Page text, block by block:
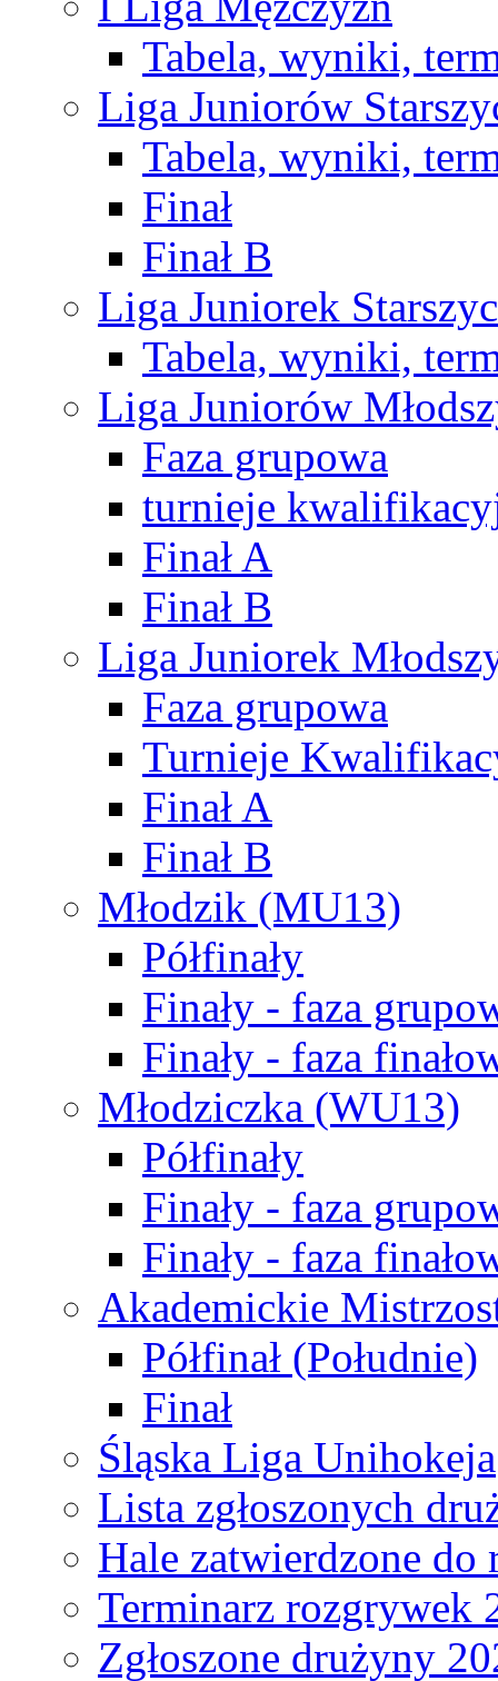
Tabela, wyniki,
Liga Juniorów
Tabela, wyniki,
Finał
Finał B
Liga Juniorek
Tabela, wyniki,
Liga Juniorów
Faza grupowa
turnieje
Finał A
Finał B
Liga Juniorek
Faza grupowa
Turnieje
Finał A
Finał B
Młodzik (MU13)
Półfinały
Finały - faza
Finały - faza
Młodziczka (WU13)
Półfinały
Finały - faza
Finały - faza
Akademickie
Półfinał (Południe)
Finał
Śląska Liga Unihokeja
Lista zgłoszonych
Hale zatwierdzone do
Terminarz rozgrywek
Zgłoszone drużyny